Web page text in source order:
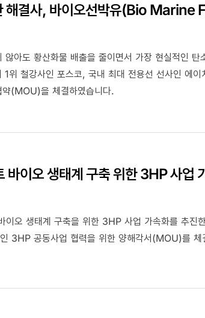
해결사, 바이오선박유(Bio Marine
않아도 황산화물 배출을 줄이면서 가장 현실적인 탄
위 철강사인 포스코, 국내 최대 전용선 선사인 에이
약(MOU)을 체결하였습니다.
이오 생태계 구축 위한 3HP 사업
이오 생태계 구축을 위한 3HP 사업 가속화를 추진
3HP 공동사업 협력을 위한 양해각서(MOU)를 체